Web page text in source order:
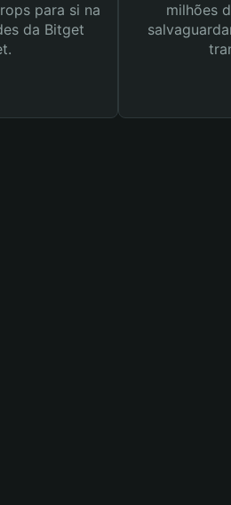
para si na
da Bitget
milhões